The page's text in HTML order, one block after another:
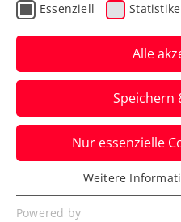
weiß-rot:
schaffen die
Lettland
Melanie Klaffner /
Essenziell
Alle
Speichern
Nur essenzielle
Essenziell
Essenzielle Cookies werden
Weitere
Powered by